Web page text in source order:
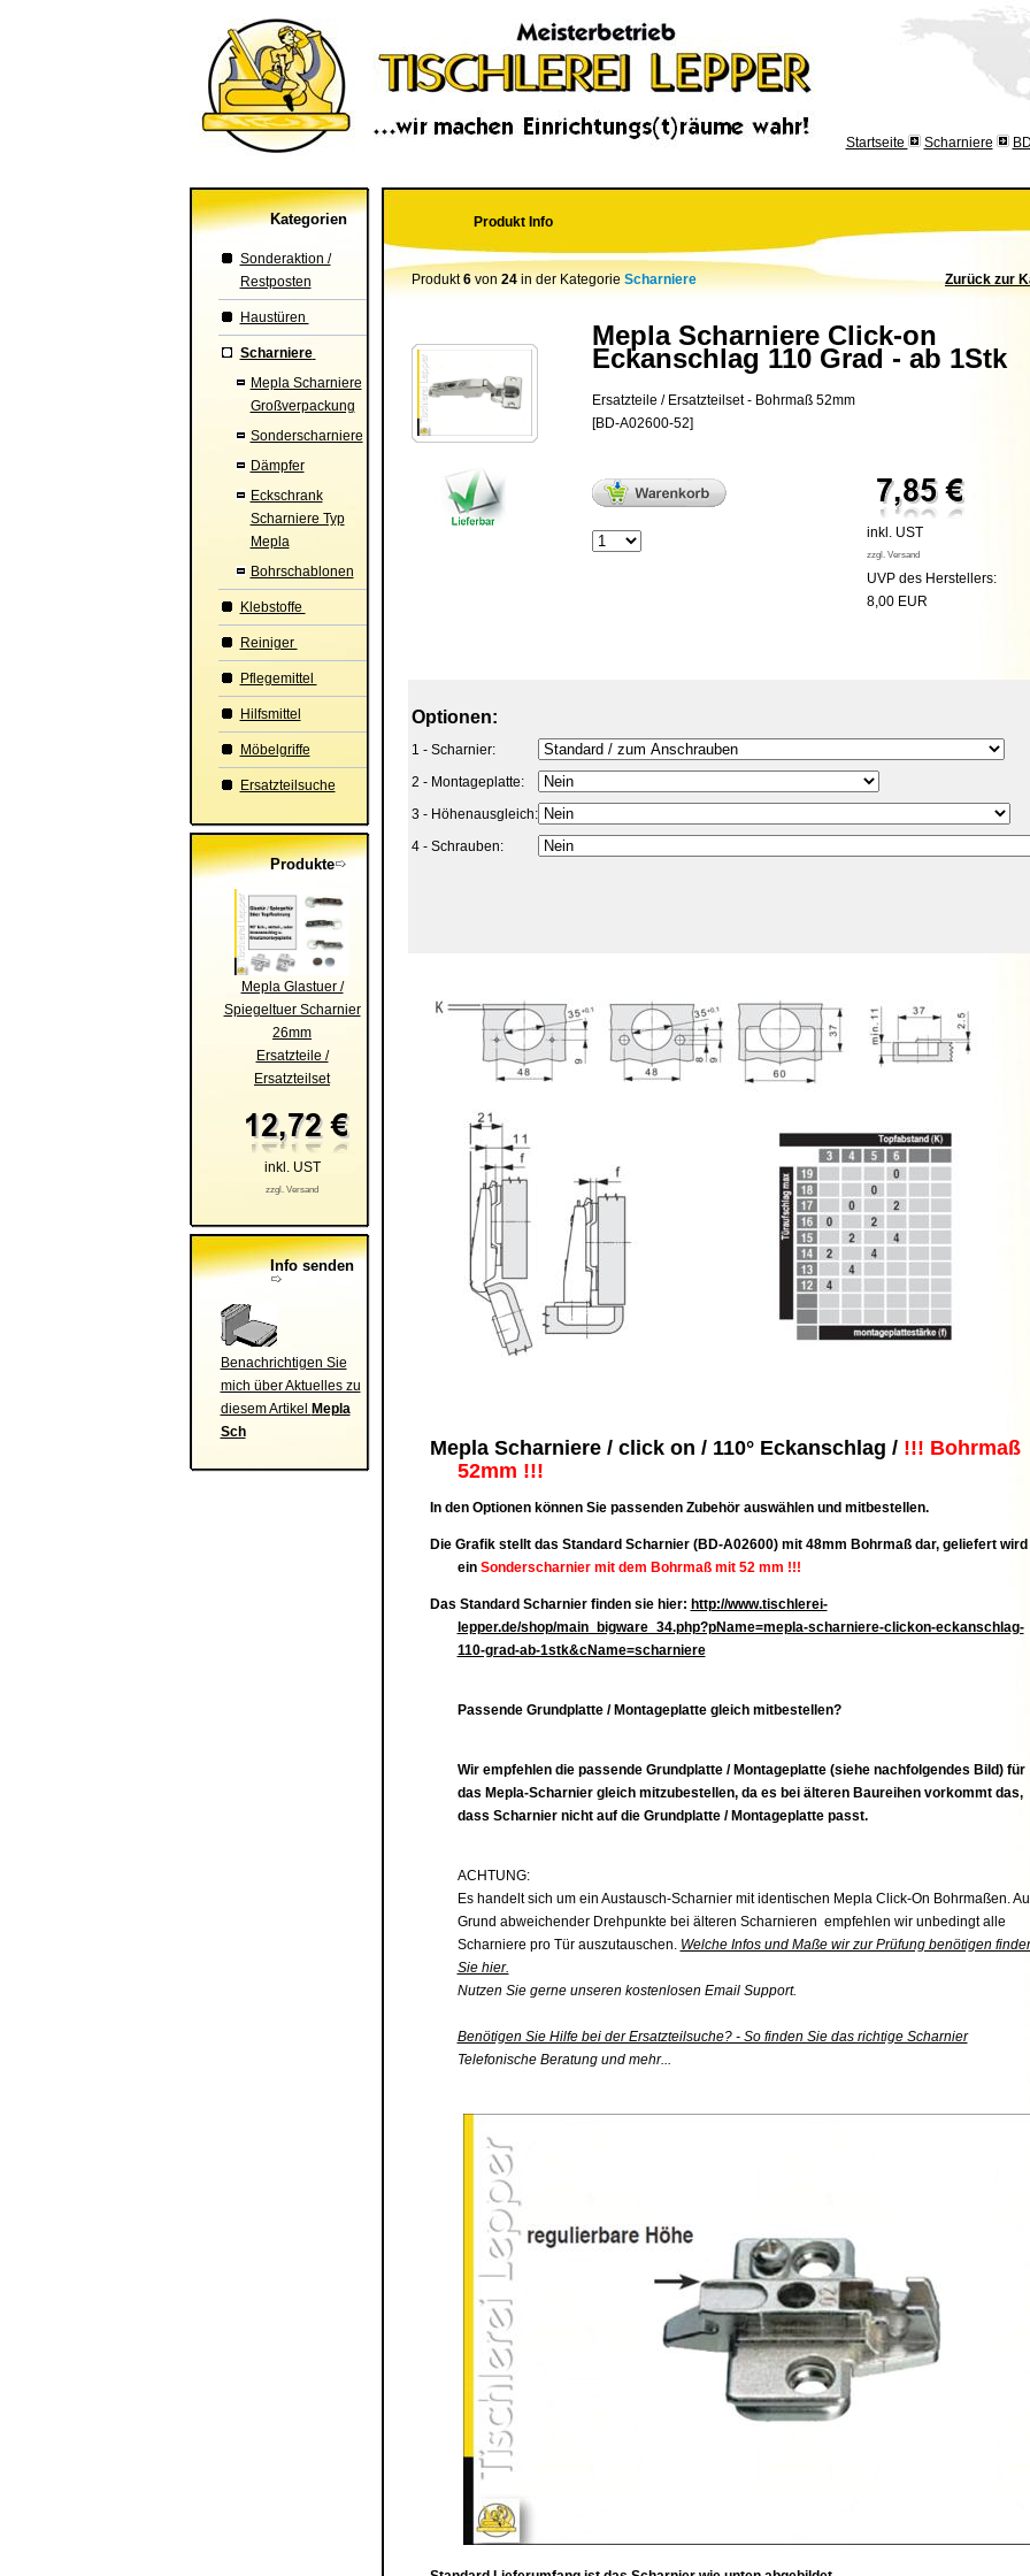
Startseite Scharniere
Kategorien
Sonderaktion /
Restposten
Haustüren
Scharniere
Mepla Scharniere
Großverpackung
Sonderscharniere
Dämpfer
Eckschrank
Scharniere Typ
Mepla
Bohrschablonen
Klebstoffe
Reiniger
Pflegemittel
Hilfsmittel
Möbelgriffe
Ersatzteilsuche
Produkte
Mepla Glastuer /
Spiegeltuer Scharnier
26mm
Ersatzteile /
Ersatzteilset
inkl. UST
zzgl. Versand
Info senden
Benachrichtigen Sie
mich über Aktuelles zu
diesem Artikel
Mepla
Sch
Produkt Info
Produkt6von24in der KategorieScharniere Zurück zur
Mepla Scharniere Click-on
Eckanschlag 110 Grad - ab 1Stk
Ersatzteile / Ersatzteilset - Bohrmaß 52mm
[BD-A02600-52]
inkl. UST
zzgl. Versand
UVP des Herstellers:
8,00 EUR
Optionen:
1 - Scharnier:
2 - Montageplatte:
3 - Höhenausgleich:
4 - Schrauben:
Mepla Scharniere / click on / 110° Eckanschlag / !!! Bohrmaß
52mm !!!
In den Optionen können Sie passenden Zubehör auswählen und mitbestellen.
Die Grafik stellt das Standard Scharnier (BD-A02600) mit 48mm Bohrmaß dar, geliefert wird
ein Sonderscharnier mit dem Bohrmaß mit 52 mm !!!
Das Standard Scharnier finden sie hier: http://www.tischlerei-
lepper.de/shop/main_bigware_34.php?pName=mepla-scharniere-clickon-eckanschlag-
110-grad-ab-1stk&cName=scharniere
Passende Grundplatte / Montageplatte gleich mitbestellen?
Wir empfehlen die passende Grundplatte / Montageplatte (siehe nachfolgendes Bild) für
das Mepla-Scharnier gleich mitzubestellen, da es bei älteren Baureihen vorkommt das,
dass Scharnier nicht auf die Grundplatte / Montageplatte passt.
ACHTUNG:
Es handelt sich um ein Austausch-Scharnier mit identischen Mepla Click-On Bohrmaßen.
Grund abweichender Drehpunkte bei älteren Scharnieren empfehlen wir unbedingt alle
Scharniere pro Tür auszutauschen. Welche Infos und Maße wir zur Prüfung benötigen
Sie hier.
Nutzen Sie gerne unseren kostenlosen Email Support.
Benötigen Sie Hilfe bei der Ersatzteilsuche? - So finden Sie das richtige Scharnier
Telefonische Beratung und mehr...